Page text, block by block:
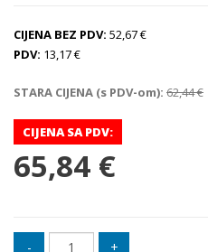
CIJENA BEZ PDV: 52,67 €
PDV: 13,17 €
STARA CIJENA (s PDV-om): 62,44 €
CIJENA SA PDV:
65,84 €